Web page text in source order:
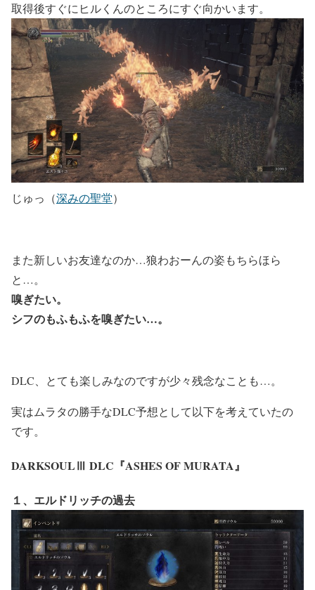
取得後すぐにヒルくんのところにすぐ向かいます。
じゅっ（深みの聖堂）
また新しいお友達なのか…狼わおーんの姿もちらほら
と…。
嗅ぎたい。
シフのもふもふを嗅ぎたい…。
DLC、とても楽しみなのですが少々残念なことも…。
実はムラタの勝手なDLC予想として以下を考えていたの
です。
DARKSOULⅢ DLC『ASHES OF MURATA』
１、エルドリッチの過去